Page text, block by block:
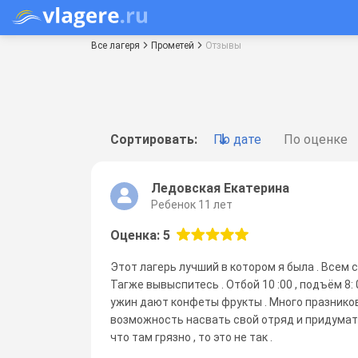
Все лагеря Прометей Отзывы
Сортировать: По дате По оценке
Ледовская Екатерина
Ребенок 11 лет
Оценка: 5
Этот лагерь лучший в котором я была . Всем
Тагже вывыспитесь . Отбой 10 :00 , подъём
ужин дают конфеты фрукты . Много
возможность насвать свой отряд и
что там грязно , то это не так .